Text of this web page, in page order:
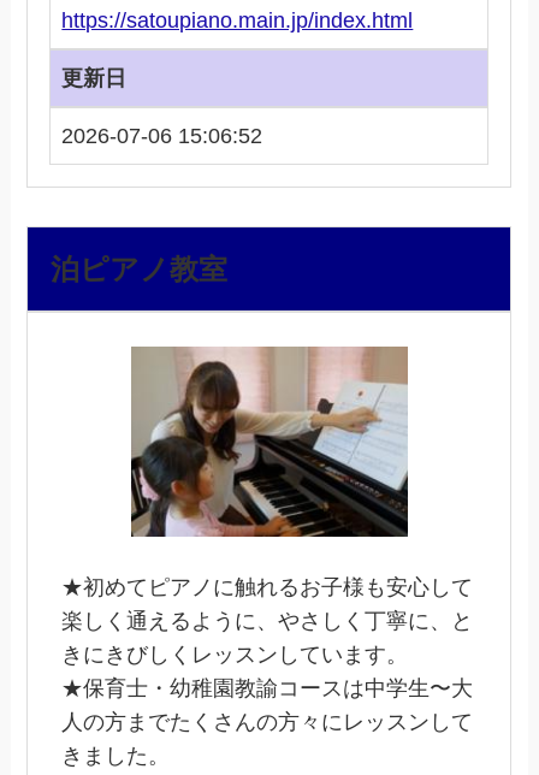
https://satoupiano.main.jp/index.html
更新日
2026-07-06 15:06:52
泊ピアノ教室
★初めてピアノに触れるお子様も安心して
楽しく通えるように、やさしく丁寧に、と
きにきびしくレッスンしています。
★保育士・幼稚園教諭コースは中学生〜大
人の方までたくさんの方々にレッスンして
きました。